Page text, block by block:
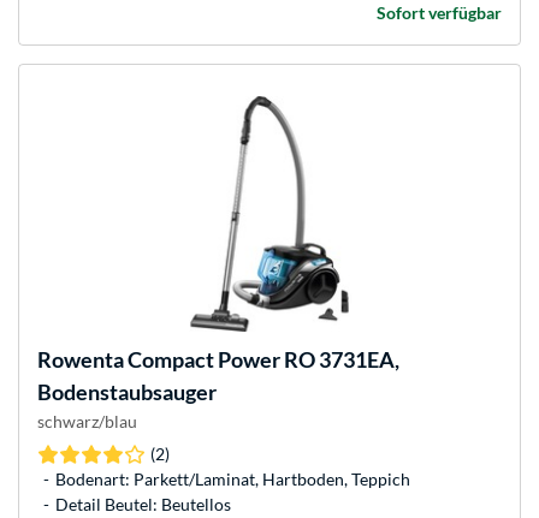
Sofort verfügbar
RowentaCompact Power RO 3731EA,
Bodenstaubsauger
schwarz/blau
(2)
Bodenart: Parkett/Laminat, Hartboden, Teppich
Detail Beutel: Beutellos